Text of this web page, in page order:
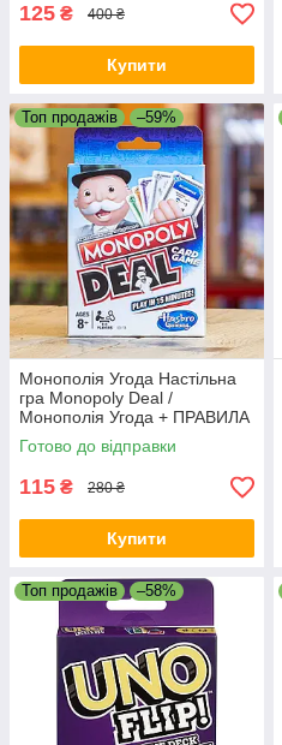
125 ₴ 400 ₴
Купити
Топ продажів –59%
Монополія Угода Настільна
гра Monopoly Deal /
Монополія Угода + ПРАВИЛА
УКРАЇНСЬКОЮ
Готово до відправки
115 ₴ 280 ₴
Купити
Топ продажів –58%